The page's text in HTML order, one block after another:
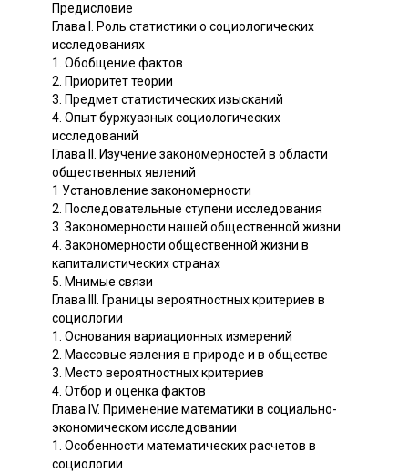
Предисловие
Глава I. Роль статистики о социологических
исследованиях
1. Обобщение фактов
2. Приоритет теории
3. Предмет статистических изысканий
4. Опыт буржуазных социологических
исследований
Глава II. Изучение закономерностей в области
общественных явлений
1 Установление закономерности
2. Последовательные ступени исследования
3. Закономерности нашей общественной жизни
4. Закономерности общественной жизни в
капиталистических странах
5. Мнимые связи
Глава III. Границы вероятностных критериев в
социологии
1. Основания вариационных измерений
2. Массовые явления в природе и в обществе
3. Место вероятностных критериев
4. Отбор и оценка фактов
Глава IV. Применение математики в социально-
экономическом исследовании
1. Особенности математических расчетов в
социологии